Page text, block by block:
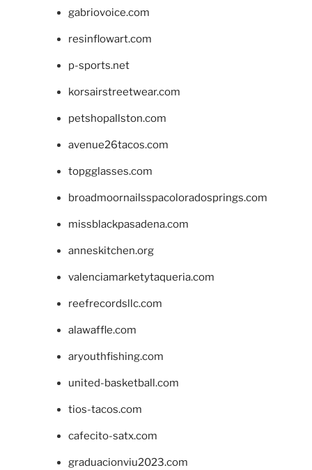
gabriovoice.com
resinflowart.com
p-sports.net
korsairstreetwear.com
petshopallston.com
avenue26tacos.com
topgglasses.com
broadmoornailsspacoloradosprings.com
missblackpasadena.com
anneskitchen.org
valenciamarketytaqueria.com
reefrecordsllc.com
alawaffle.com
aryouthfishing.com
united-basketball.com
tios-tacos.com
cafecito-satx.com
graduacionviu2023.com